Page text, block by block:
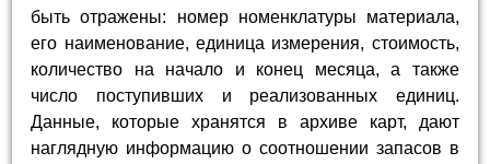
быть отражены: номер номенклатуры материала,
его наименование, единица измерения, стоимость,
количество на начало и конец месяца, а также
число поступивших и реализованных единиц.
Данные, которые хранятся в архиве карт, дают
наглядную информацию о соотношении запасов в